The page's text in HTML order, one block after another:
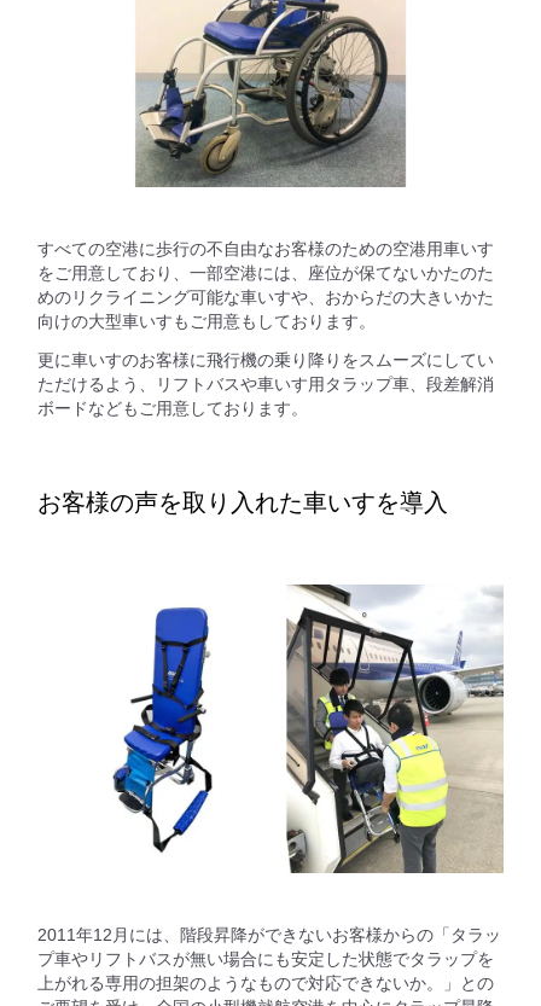
すべての空港に歩行の不自由なお客様のための空港用車いす
をご用意しており、一部空港には、座位が保てないかたのた
めのリクライニング可能な車いすや、おからだの大きいかた
向けの大型車いすもご用意もしております。
更に車いすのお客様に飛行機の乗り降りをスムーズにしてい
ただけるよう、リフトバスや車いす用タラップ車、段差解消
ボードなどもご用意しております。
お客様の声を取り入れた車いすを導入
2011年12月には、階段昇降ができないお客様からの「タラッ
プ車やリフトバスが無い場合にも安定した状態でタラップを
上がれる専用の担架のようなもので対応できないか。」との